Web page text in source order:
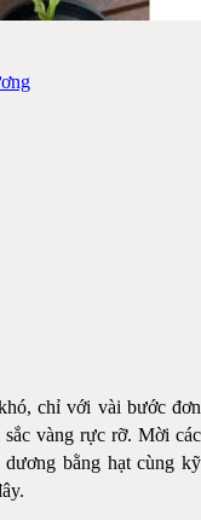
chỉ với vài bước đơn
vàng rực rỡ. Mời các
dương bằng hạt cùng kỹ